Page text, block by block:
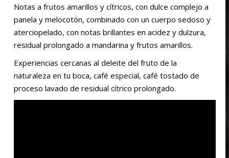
Notas a frutos amarillos y cítricos, con dulce complejo a
panela y melocotón, combinado con un cuerpo sedoso y
aterciopelado, con notas brillantes en acidez y dulzura,
residual prolongado a mandarina y frutos amarillos.
Experiencias cercanas al deleite del fruto de la
naturaleza en tu boca, café especial, café tostado de
proceso lavado de residual cítrico prolongado.